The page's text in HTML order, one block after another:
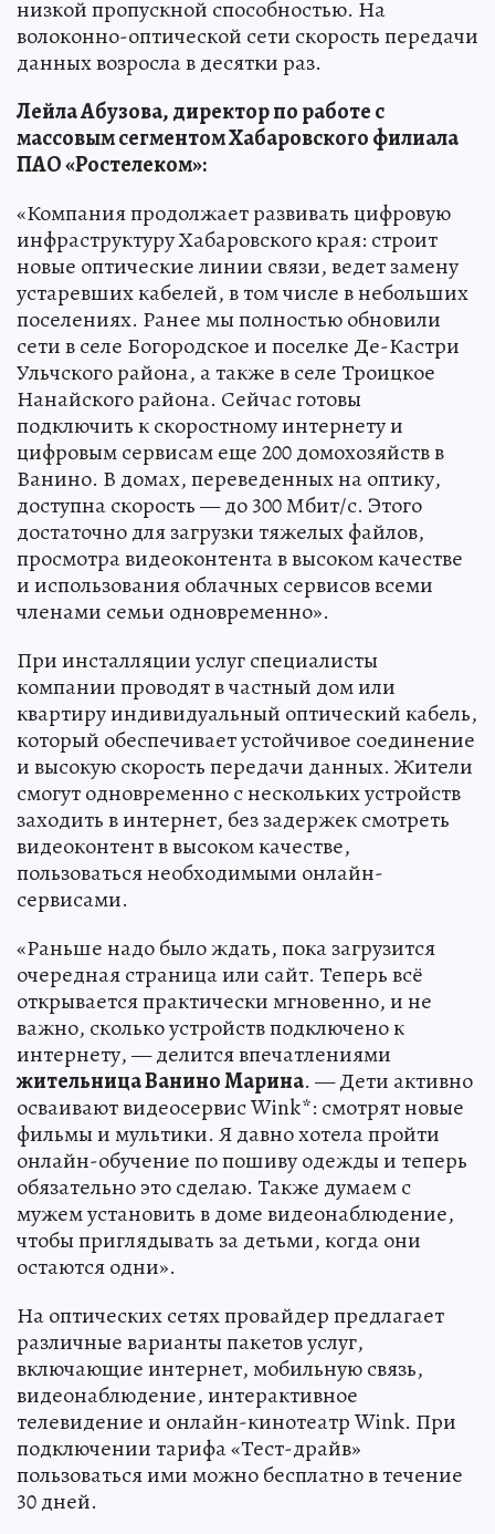
низкой пропускной способностью. На
волоконно-оптической сети скорость передачи
данных возросла в десятки раз.
Лейла Абузова, директор по работе с
массовым сегментом Хабаровского филиала
ПАО «Ростелеком»:
«Компания продолжает развивать цифровую
инфраструктуру Хабаровского края: строит
новые оптические линии связи, ведет замену
устаревших кабелей, в том числе в небольших
поселениях. Ранее мы полностью обновили
сети в селе Богородское и поселке Де-Кастри
Ульчского района, а также в селе Троицкое
Нанайского района. Сейчас готовы
подключить к скоростному интернету и
цифровым сервисам еще 200 домохозяйств в
Ванино. В домах, переведенных на оптику,
доступна скорость — до 300 Мбит/с. Этого
достаточно для загрузки тяжелых файлов,
просмотра видеоконтента в высоком качестве
и использования облачных сервисов всеми
членами семьи одновременно».
При инсталляции услуг специалисты
компании проводят в частный дом или
квартиру индивидуальный оптический кабель,
который обеспечивает устойчивое соединение
и высокую скорость передачи данных. Жители
смогут одновременно с нескольких устройств
заходить в интернет, без задержек смотреть
видеоконтент в высоком качестве,
пользоваться необходимыми онлайн-
сервисами.
«Раньше надо было ждать, пока загрузится
очередная страница или сайт. Теперь всё
открывается практически мгновенно, и не
важно, сколько устройств подключено к
интернету, — делится впечатлениями
жительница Ванино Марина. — Дети активно
осваивают видеосервис Wink*: смотрят новые
фильмы и мультики. Я давно хотела пройти
онлайн-обучение по пошиву одежды и теперь
обязательно это сделаю. Также думаем с
мужем установить в доме видеонаблюдение,
чтобы приглядывать за детьми, когда они
остаются одни».
На оптических сетях провайдер предлагает
различные варианты пакетов услуг,
включающие интернет, мобильную связь,
видеонаблюдение, интерактивное
телевидение и онлайн-кинотеатр Wink. При
подключении тарифа «Тест-драйв»
пользоваться ими можно бесплатно в течение
30 дней.